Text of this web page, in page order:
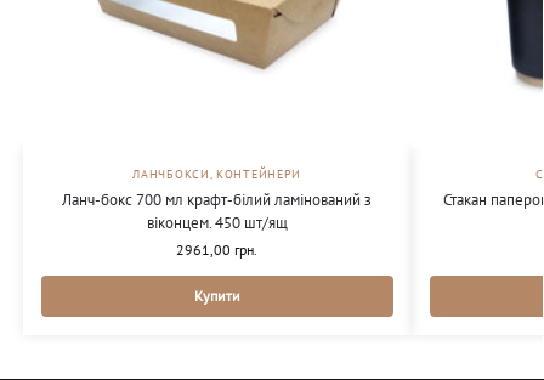
ЛАНЧБОКСИ, КОНТЕЙНЕРИ
Ланч-бокс 700 мл крафт-білий ламінований з
віконцем. 450 шт/ящ
2961,00 грн.
Купити
Стакан